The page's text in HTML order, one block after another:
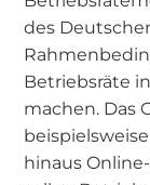
des
Betriebsräte
machen. Das
hinaus